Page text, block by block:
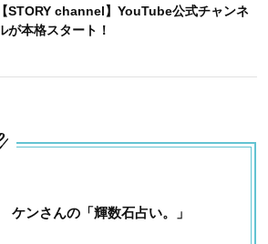
【STORY channel】YouTube公式チャンネ
が本格スタート！
ケンさんの「輝数石占い。」